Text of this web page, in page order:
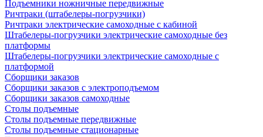
Подъемники ножничные передвижные
Ричтраки (штабелеры-погрузчики)
Ричтраки электрические самоходные с кабиной
Штабелеры-погрузчики электрические самоходные без
платформы
Штабелеры-погрузчики электрические самоходные с
платформой
Сборщики заказов
Сборщики заказов с электроподъемом
Сборщики заказов самоходные
Столы подъемные
Столы подъемные передвижные
Столы подъемные стационарные